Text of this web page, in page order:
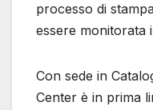
processo di
essere monitorata
Con sede in
Center è in prima